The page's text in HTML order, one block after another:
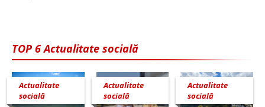
TOP 6 Actualitate socială
Actualitate
socială
Actualitate
socială
Actualitate
socială